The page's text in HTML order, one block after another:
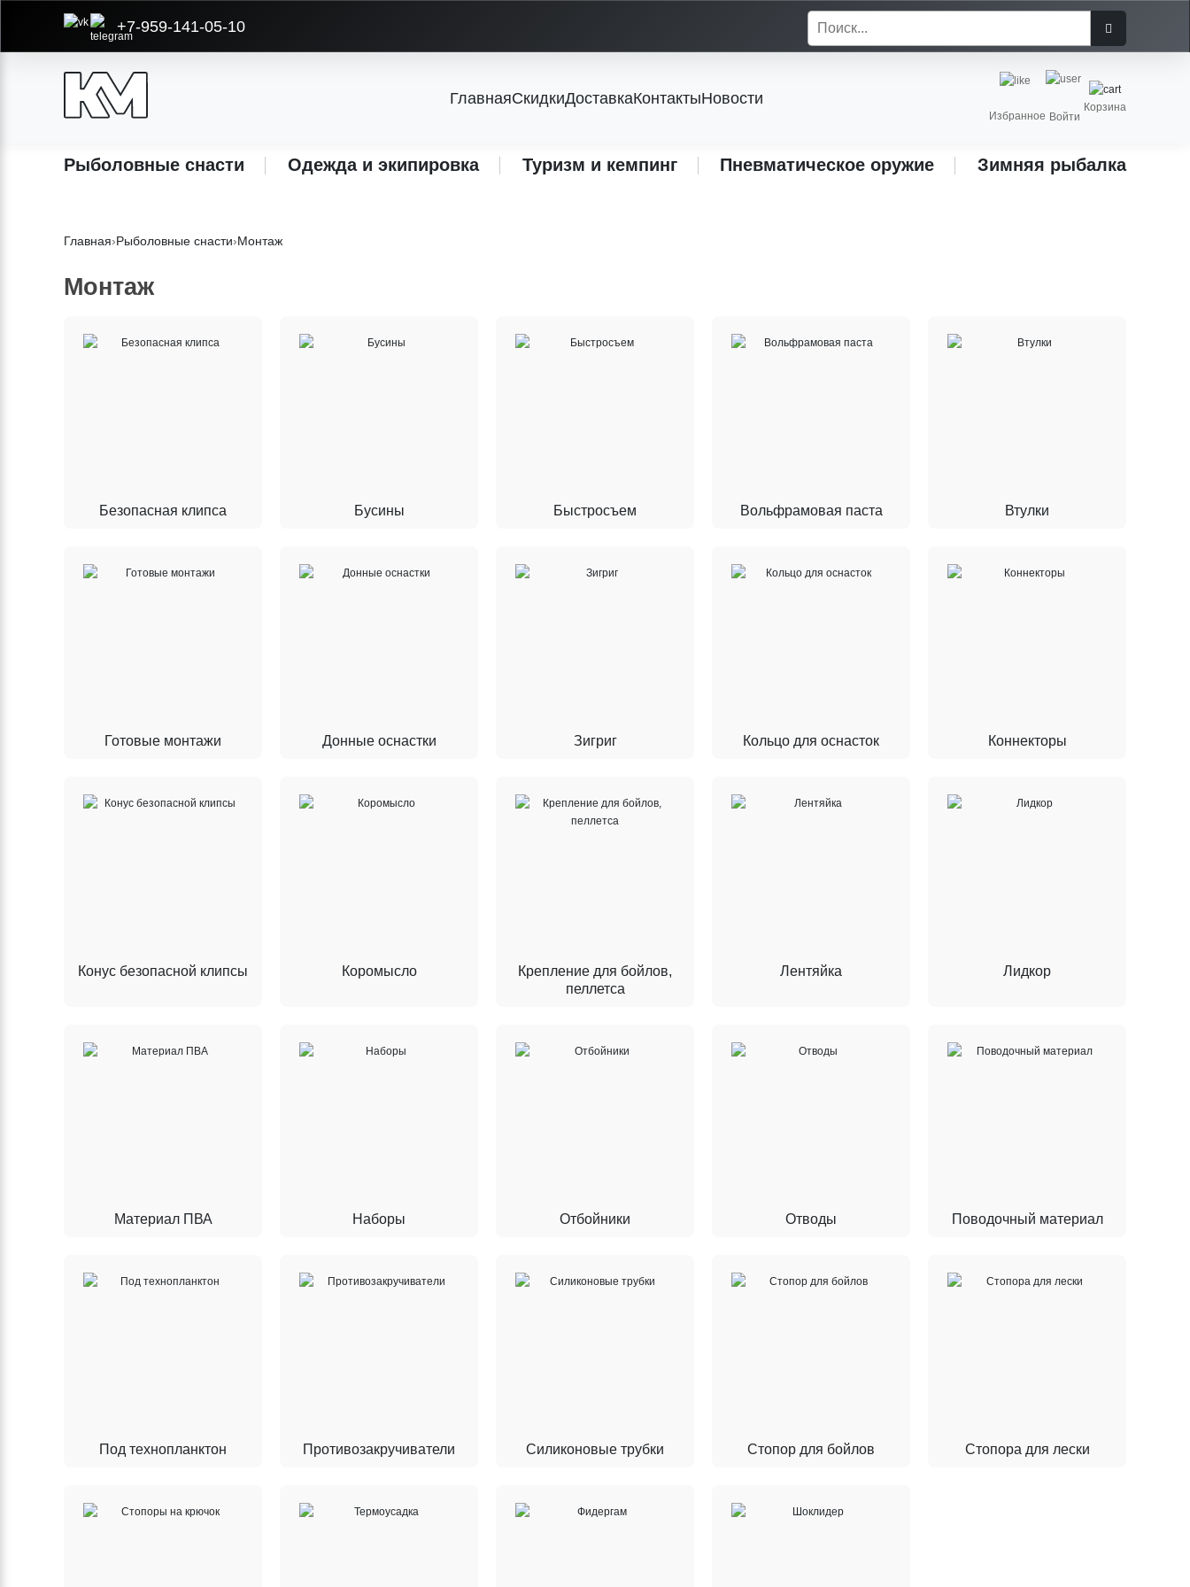
+7-959-141-05-10
ГлавнаяСкидкиДоставкаКонтактыНовости
Избранное Войти
Корзина
Рыболовные снасти Одежда и экипировка Туризм и кемпинг Пневматическое оружие Зимняя рыбалка
Главная›Рыболовные снасти›Монтаж
Монтаж
Безопасная клипса Бусины Быстросъем Вольфрамовая паста Втулки
Готовые монтажи Донные оснастки Зигриг Кольцо для оснасток Коннекторы
Конус безопасной клипсы Коромысло
Крепление для бойлов,
пеллетса
Лентяйка Лидкор
Материал ПВА Наборы Отбойники Отводы Поводочный материал
Под технопланктон Противозакручиватели Силиконовые трубки Стопор для бойлов Стопора для лески